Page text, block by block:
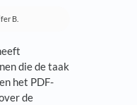
B.
die de taak
het PDF-
de